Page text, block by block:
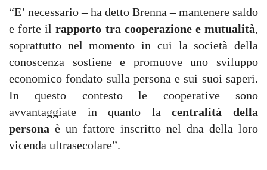
“E’ necessario – ha detto Brenna – mantenere saldo
e forte ilrapporto tra cooperazione e mutualità,
soprattutto nel momento in cui la società della
conoscenza sostiene e promuove uno sviluppo
economico fondato sulla persona e sui suoi saperi.
In questo contesto le cooperative sono
avvantaggiate in quanto lacentralità della
persona è un fattore inscritto nel dna della loro
vicenda ultrasecolare”.